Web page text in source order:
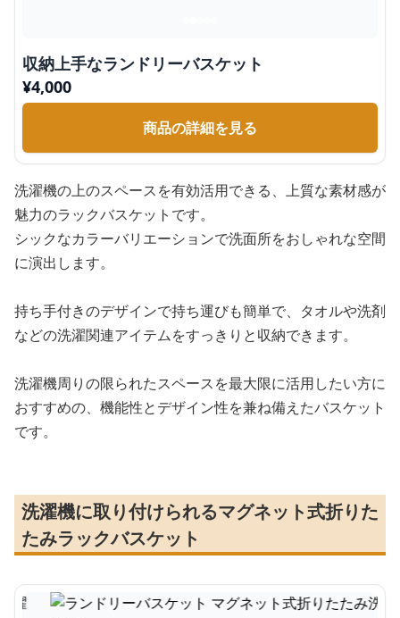
収納上手なランドリーバスケット
¥4,000
商品の詳細を見る
洗濯機の上のスペースを有効活用できる、上質な素材感が
魅力のラックバスケットです。
シックなカラーバリエーションで洗面所をおしゃれな空間
に演出します。
持ち手付きのデザインで持ち運びも簡単で、タオルや洗剤
などの洗濯関連アイテムをすっきりと収納できます。
洗濯機周りの限られたスペースを最大限に活用したい方に
おすすめの、機能性とデザイン性を兼ね備えたバスケット
です。
洗濯機に取り付けられるマグネット式折りた
たみラックバスケット